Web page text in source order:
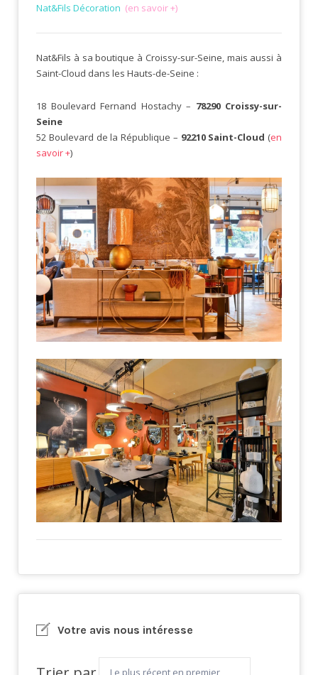
Nat&Fils Décoration (en savoir +)
Nat&Fils à sa boutique à Croissy-sur-Seine, mais aussi à
Saint-Cloud dans les Hauts-de-Seine :
18 Boulevard Fernand Hostachy – 78290 Croissy-sur-
Seine
52 Boulevard de la République – 92210 Saint-Cloud (en
savoir +)
Votre avis nous intéresse